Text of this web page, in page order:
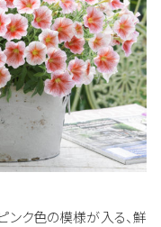
ク色の模様が入る、鮮